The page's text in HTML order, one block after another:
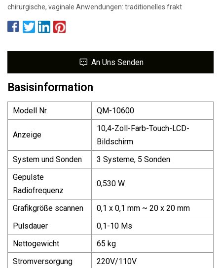
chirurgische, vaginale Anwendungen: traditionelles frakt
An Uns Senden
Basisinformation
Modell Nr. QM-10600
Anzeige
10,4-Zoll-Farb-Touch-LCD-
Bildschirm
System und Sonden
3 Systeme, 5 Sonden
Gepulste
Radiofrequenz
0,530 W
Grafikgröße scannen
0,1 x 0,1 mm ~ 20 x 20 mm
Pulsdauer
0,1-10 Ms
Nettogewicht
65 kg
Stromversorgung
220V/110V